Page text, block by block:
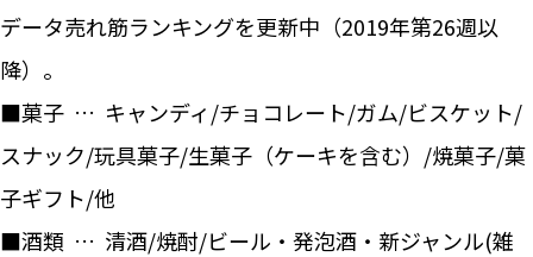
データ売れ筋ランキングを更新中（2019年第26週以
降）。
■菓子 … キャンディ/チョコレート/ガム/ビスケット/
スナック/玩具菓子/生菓子（ケーキを含む）/焼菓子/菓
子ギフト/他
■酒類 … 清酒/焼酎/ビール・発泡酒・新ジャンル(雑